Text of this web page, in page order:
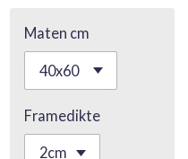
Maten cm
Framedikte